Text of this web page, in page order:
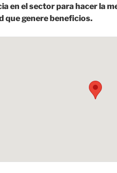
en el sector para hacer la
que genere beneficios.